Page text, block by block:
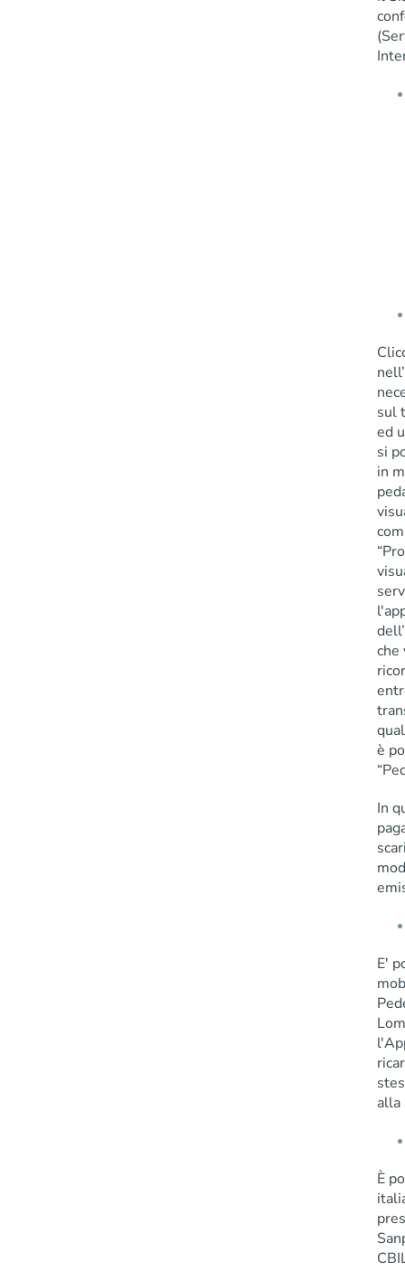
sul
ed
si
in
che
è
In
E'
alla
È